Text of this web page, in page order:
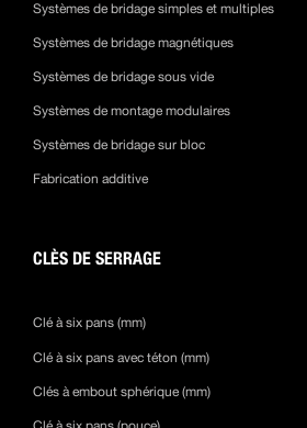
Systèmes de bridage simples et multiples
Systèmes de bridage magnétiques
Systèmes de bridage sous vide
Systèmes de montage modulaires
Systèmes de bridage sur bloc
Fabrication additive
CLÈS DE SERRAGE
Clé à six pans (mm)
Clé à six pans avec téton (mm)
Clés à embout sphérique (mm)